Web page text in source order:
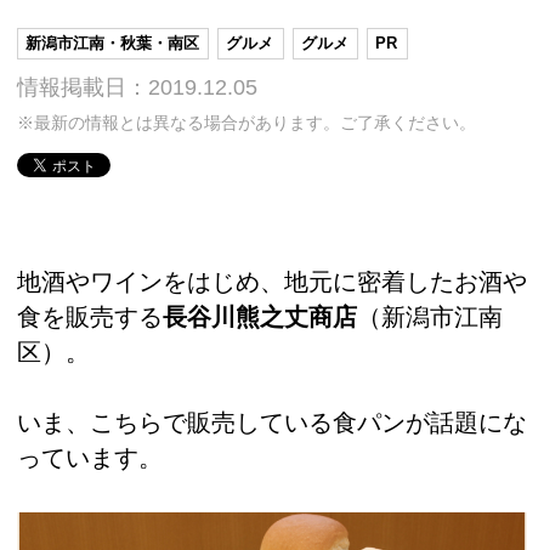
新潟市江南・秋葉・南区 グルメ グルメ PR
情報掲載日：2019.12.05
※最新の情報とは異なる場合があります。ご了承ください。
地酒やワインをはじめ、地元に密着したお酒や
食を販売する長谷川熊之丈商店 （新潟市江南
区）。
いま、こちらで販売している食パンが話題にな
っています。